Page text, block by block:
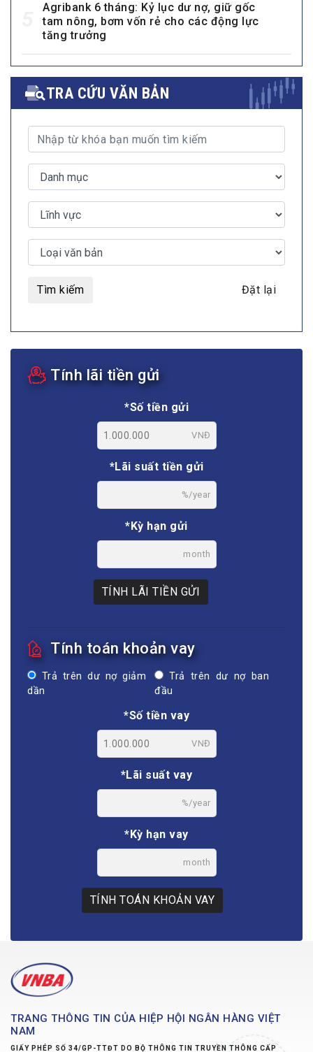
Agribank 6 tháng: Kỷ lục dư nợ, giữ gốc
tam nông, bơm vốn rẻ cho các động lực
tăng trưởng
TRA CỨU VĂN BẢN
Tìm kiếm Đặt lại
Tính lãi tiền gửi
*Số tiền gửi
VNĐ
*Lãi suất tiền gửi
%/year
*Kỳ hạn gửi
month
TÍNH LÃI TIỀN GỬI
Tính toán khoản vay
Trả trên dư nợ giảm
dần
Trả trên dư nợ ban
đầu
*Số tiền vay
VNĐ
*Lãi suất vay
%/year
*Kỳ hạn vay
month
TÍNH TOÁN KHOẢN VAY
TRANG THÔNG TIN CỦA HIỆP HỘI NGÂN HÀNG VIỆT
NAM
GIẤY PHÉP SỐ 34/GP-TTĐT DO BỘ THÔNG TIN TRUYỀN THÔNG CẤP